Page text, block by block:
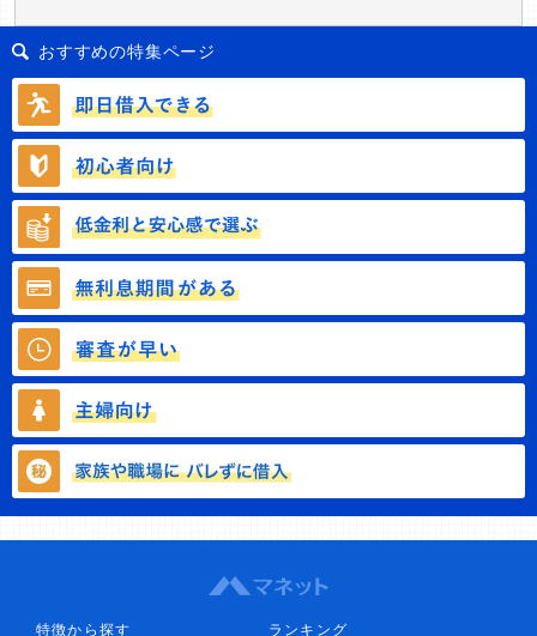
おすすめの特集ページ
特徴から探す
ランキング